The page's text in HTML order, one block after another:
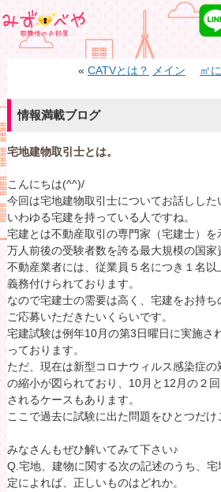
« CATVとは？ メイン ㎡
情報満載ブログ
宅地建物取引士とは。
こんにちは(^^)/
今回は宅地建物取引士についてお話しした
いわゆる宅建を持っている人ですね。
宅建とは不動産取引の専門家（宅建士）
万人前後の受験者数を誇る最大規模の国家
不動産業者には、従業員５名につき１名
義務付けられております。
なので宅建士の需要は高く、宅建をお持ち
ご応募いただきたいくらいです。
宅建試験は例年10月の第3日曜日に実施さ
っております。
ただ、現在は新型コロナウィルス感染症
の縮小が図られており、10月と12月の２
されるケースもあります。
ここで過去に試験に出た問題をひとつだけ
みなさんもぜひ解いてみて下さい♪
Q.宅地、建物に関する次の記述のうち、
定によれば、正しいものはどれか。